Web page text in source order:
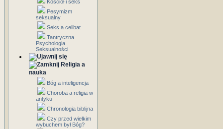
Kościół i seks
Pesymizm
seksualny
Seks a celibat
Tantryczna
Psychologia
Seksualności
Religia a
nauka
Bóg a inteligencja
Choroba a religia w
antyku
Chronologia biblijna
Czy przed wielkim
wybuchem był Bóg?